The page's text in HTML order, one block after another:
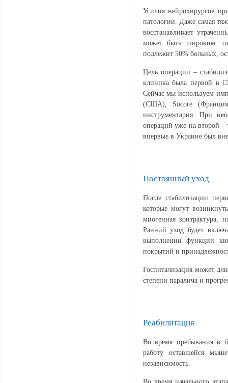
Усилия нейрохирургов
патологии. Даже самая
восстанавливает
может быть широким: от
подлежит 50% больных,
Цель операции –
клиника была первой в
Сейчас мы используем
(США), Socore
инструментария. При
операций уже на второй -
впервые в Украине был
Постоянный уход
После стабилизации
которые могут
миогенная контрактура,
Ранний уход будет
выполнении функции
покрытий и
Госпитализация может
степени паралича и
Реабилитация
Во время пребывания в
работу оставшейся
независимость.